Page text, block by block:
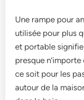
Une rampe pour
utilisée pour plus
et portable
presque
ce soit pour les
autour de la